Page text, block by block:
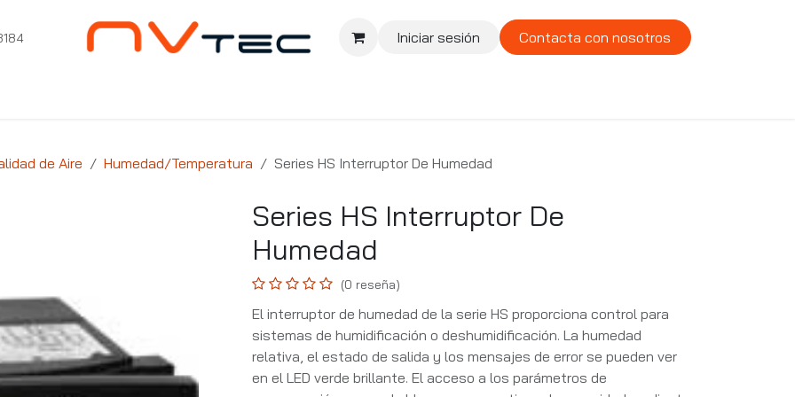
Iniciar sesión Contacta con nosotros
de Aire Humedad/Temperatura Series HS Interruptor De Humedad
Series HS Interruptor De
Humedad
(0 reseña)
El interruptor de humedad de la serie HS proporciona control para
sistemas de humidificación o deshumidificación. La humedad
relativa, el estado de salida y los mensajes de error se pueden ver
en el LED verde brillante. El acceso a los parámetros de